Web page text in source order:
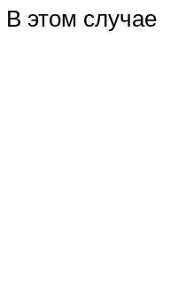
этом случае